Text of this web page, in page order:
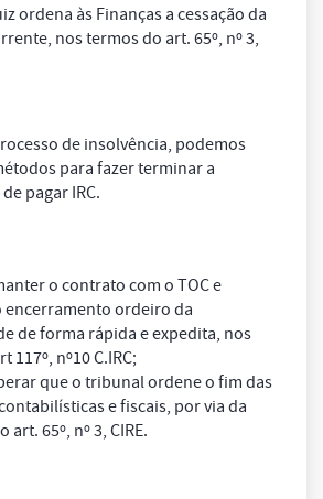
ordena às Finanças a cessação da
nos termos do art. 65º, nº 3,
de insolvência, podemos
para fazer terminar a
pagar IRC.
o contrato com o TOC e
encerramento ordeiro da
de forma rápida e expedita, nos
117º, nº10 C.IRC;
que o tribunal ordene o fim das
e fiscais, por via da
art. 65º, nº 3, CIRE.